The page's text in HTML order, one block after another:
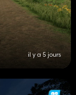
il y a 5 jours